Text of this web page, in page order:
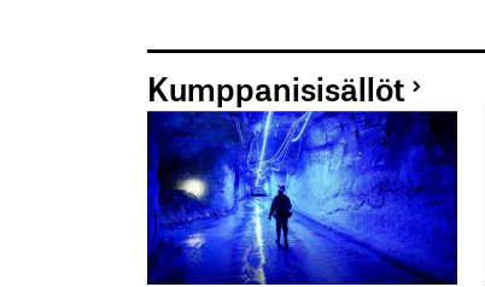
Kumppanisisällöt